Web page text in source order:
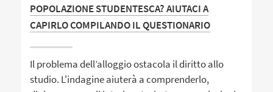
POPOLAZIONE STUDENTESCA? AIUTACI A
CAPIRLO COMPILANDO IL QUESTIONARIO
Il problema dell’alloggio ostacola il diritto allo
studio. L'indagine aiuterà a comprenderlo,